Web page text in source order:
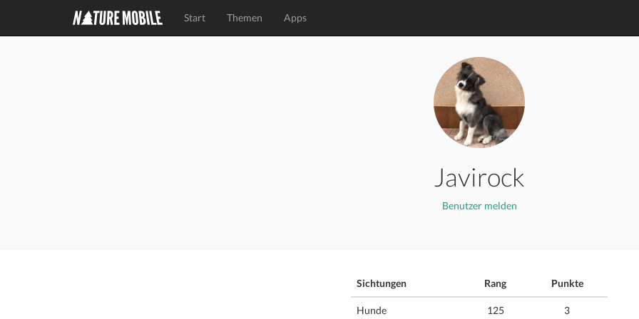
Start Themen Apps
Javirock
Benutzer melden
Sichtungen Rang Punkte
Hunde 125 3